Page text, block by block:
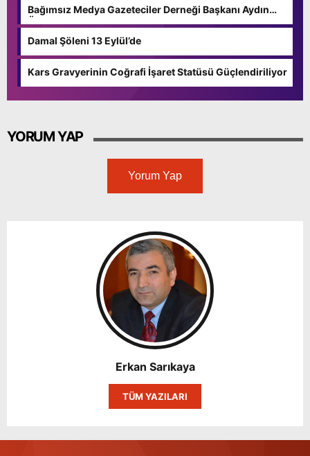
Bağımsız Medya Gazeteciler Derneği Başkanı Aydın
Özgün Güven Tazeledi
Damal Şöleni 13 Eylül’de
Kars Gravyerinin Coğrafi İşaret Statüsü Güçlendiriliyor
YORUM YAP
Yorum Yap
Erkan Sarıkaya
TÜM YAZILARI